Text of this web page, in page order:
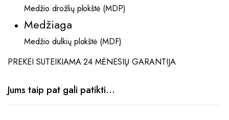
Medžio drožlių plokštė (MDP)
Medžiaga
Medžio dulkių plokštė (MDF)
PREKEI SUTEIKIAMA 24 MĖNESIŲ GARANTIJA
Jums taip pat gali patikti…